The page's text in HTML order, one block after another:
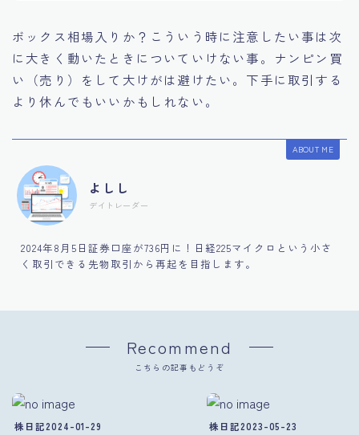
ボックス相場入りか？こういう時に注意したい事は次
に大きく動いたときについていけない事。ナンピン買
い（売り）をして大けがは避けたい。下手に取引する
より休んでもいいかもしれない。
ABOUT ME
よしし
デイトレーダー
2024年8月5日証券口座が736円に！日経225マイクロという小さ
く取引できる先物取引から再起を目指します。
Recommend
こちらの記事もどうぞ
株日記2024-01-29 株日記2023-05-23